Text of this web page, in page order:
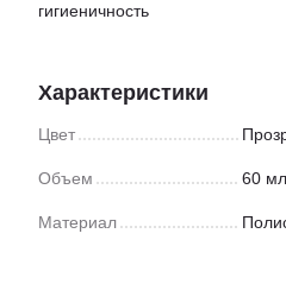
гигиеничность
Характеристики
Цвет
Объем 60 мл
Материал